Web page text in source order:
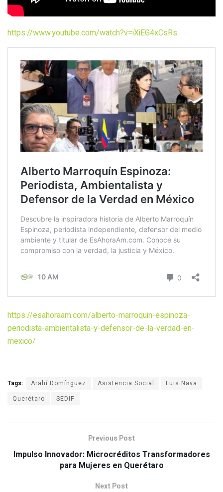
https://www.youtube.com/watch?v=iXiEG4xCsRs
https://esahoraam.com/alberto-marroquin-espinoza-
periodista-ambientalista-y-defensor-de-la-verdad-en-
mexico/
Tags: Arahí Domínguez Asistencia Social
Luis Nava
Querétaro
SEDIF
Previous Post
Impulso Innovador: Microcréditos Transformadores
para Mujeres en Querétaro
Next Post